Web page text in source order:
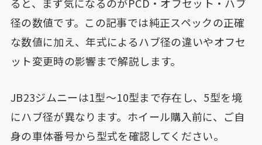
ると、まず気になるのがPCD・オフセット・ハブ
径の数値です。この記事では純正スペックの正確
な数値に加え、年式によるハブ径の違いやオフセ
ット変更時の影響まで解説します。
JB23ジムニーは1型〜10型まで存在し、5型を境
にハブ径が異なります。ホイール購入前に、ご自
身の車体番号から型式を確認してください。